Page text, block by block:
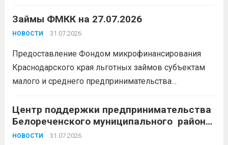
защиту Отечества:
единовременно;
каникулы;
сохранение места...Читать
дальше
Займы ФМКК на 27.07.2026
НОВОСТИ 31.07.2026
Предоставление Фондом микрофинансирования
Краснодарского края льготных займов субъектам
малого и среднего предпринимательства
5 млн. рублей Срок от 7 мес. до 36 мес. Процентная
ставка 0,1- 8,15 % годовых Возможно установление
льготного периода...
Центр поддержки предпринимательства
Белореченского муниципального района
Краснодарского края приглашает на
НОВОСТИ 31.07.2026